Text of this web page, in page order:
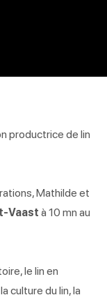
productrice de lin
Mathilde et
Vaast à 10 mn au
le lin en
culture du lin, la